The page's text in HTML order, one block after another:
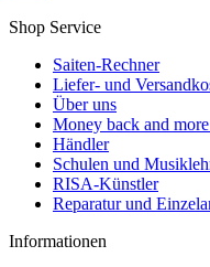
Shop Service
Saiten-Rechner
Liefer- und
Über uns
Money back and
Händler
Schulen und
RISA-Künstler
Reparatur und
Informationen